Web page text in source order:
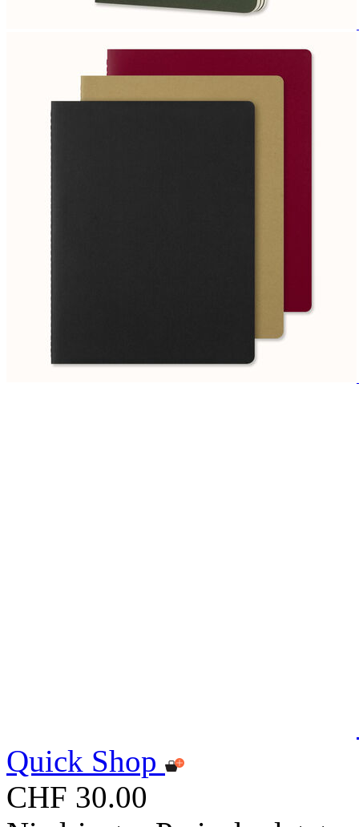
Quick Shop
CHF 30.00